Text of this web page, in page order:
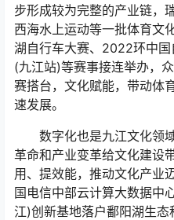
步形成较为完整的产业链，
西海水上运动等一批体育文
湖自行车大赛、2022环中
(九江站)等赛事接连举办，
赛搭台，文化赋能，带动体
速发展。
数字化也是九江文化领域
革命和产业变革给文化建设
用、提效能，推动文化产业
国电信中部云计算大数据中
江)创新基地落户鄱阳湖生态